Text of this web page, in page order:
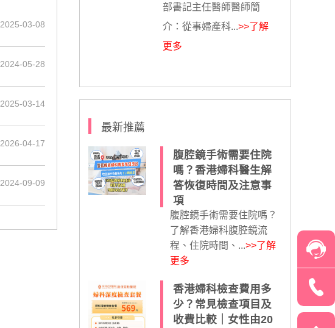
2025-03-08
2024-05-28
2025-03-14
2026-04-17
2024-09-09
部書記主任醫師醫師簡
介：從事婦產科...>>了解
更多
最新推薦
腹腔鏡手術需要住院
嗎？香港婦科醫生解
答恢復時間及注意事
項
腹腔鏡手術需要住院嗎？
了解香港婦科腹腔鏡流
程、住院時間、...>>了解
更多
香港婦科檢查費用多
少？常見檢查項目及
收費比較｜女性由20